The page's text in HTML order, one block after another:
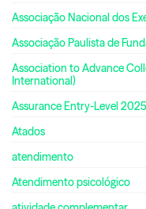
Associação Nacional dos
Associação Paulista de
Association to Advance
International)
Assurance Entry-Level 2025
Atados
atendimento
Atendimento psicológico